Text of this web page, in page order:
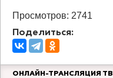
Просмотров: 2741
Поделиться:
ОНЛАЙН-ТРАНСЛЯЦИЯ ТВ